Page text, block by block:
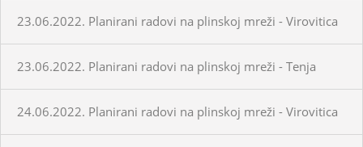
23.06.2022. Planirani radovi na plinskoj mreži - Virovitica
23.06.2022. Planirani radovi na plinskoj mreži - Tenja
24.06.2022. Planirani radovi na plinskoj mreži - Virovitica